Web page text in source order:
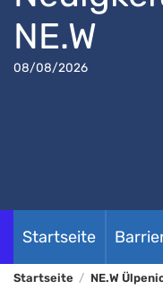
NE.W
08/08/2026
Startseite
Startseite NE.W